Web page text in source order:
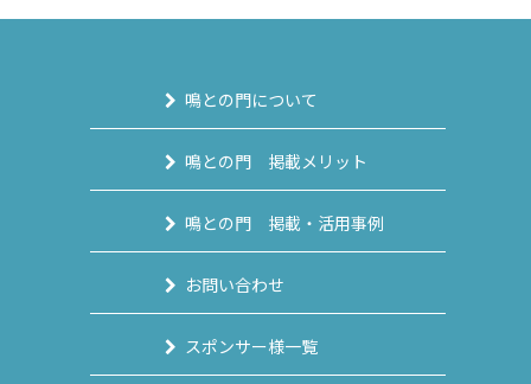
鳴との門について
鳴との門 掲載メリット
鳴との門 掲載・活用事例
お問い合わせ
スポンサー様一覧